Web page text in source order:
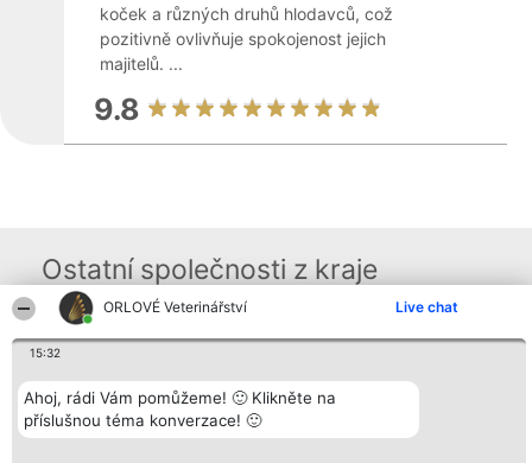
ORLOVÉ Veterinářství Live chat
15:32
Ahoj, rádi Vám pomůžeme! 🙂 Klikněte na
příslušnou téma konverzace! 🙂
koček a různých druhů hlodavců, což
pozitivně ovlivňuje spokojenost jejich
majitelů. ...
9.8
Ostatní společnosti z kraje
Organizátor hlasování
o. sp. k.
ul. Ruska 22
Wrocław 50-079
KRS 0000749100 | Regon
Plebiscyt
Seznam všech
laureátů
Zásady
Pravidla
Kontakt